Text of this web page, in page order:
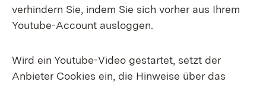
verhindern Sie, indem Sie sich vorher aus Ihrem
Youtube-Account ausloggen.
Wird ein Youtube-Video gestartet, setzt der
Anbieter Cookies ein, die Hinweise über das